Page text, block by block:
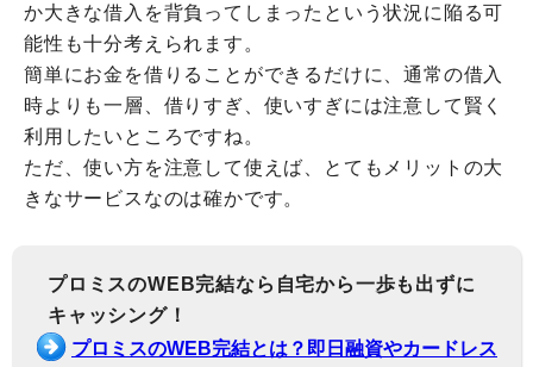
か大きな借入を背負ってしまったという状況に陥る可
能性も十分考えられます。
簡単にお金を借りることができるだけに、通常の借入
時よりも一層、借りすぎ、使いすぎには注意して賢く
利用したいところですね。
ただ、使い方を注意して使えば、とてもメリットの大
きなサービスなのは確かです。
プロミスのWEB完結なら自宅から一歩も出ずに
キャッシング！
プロミスのWEB完結とは？即日融資やカードレス